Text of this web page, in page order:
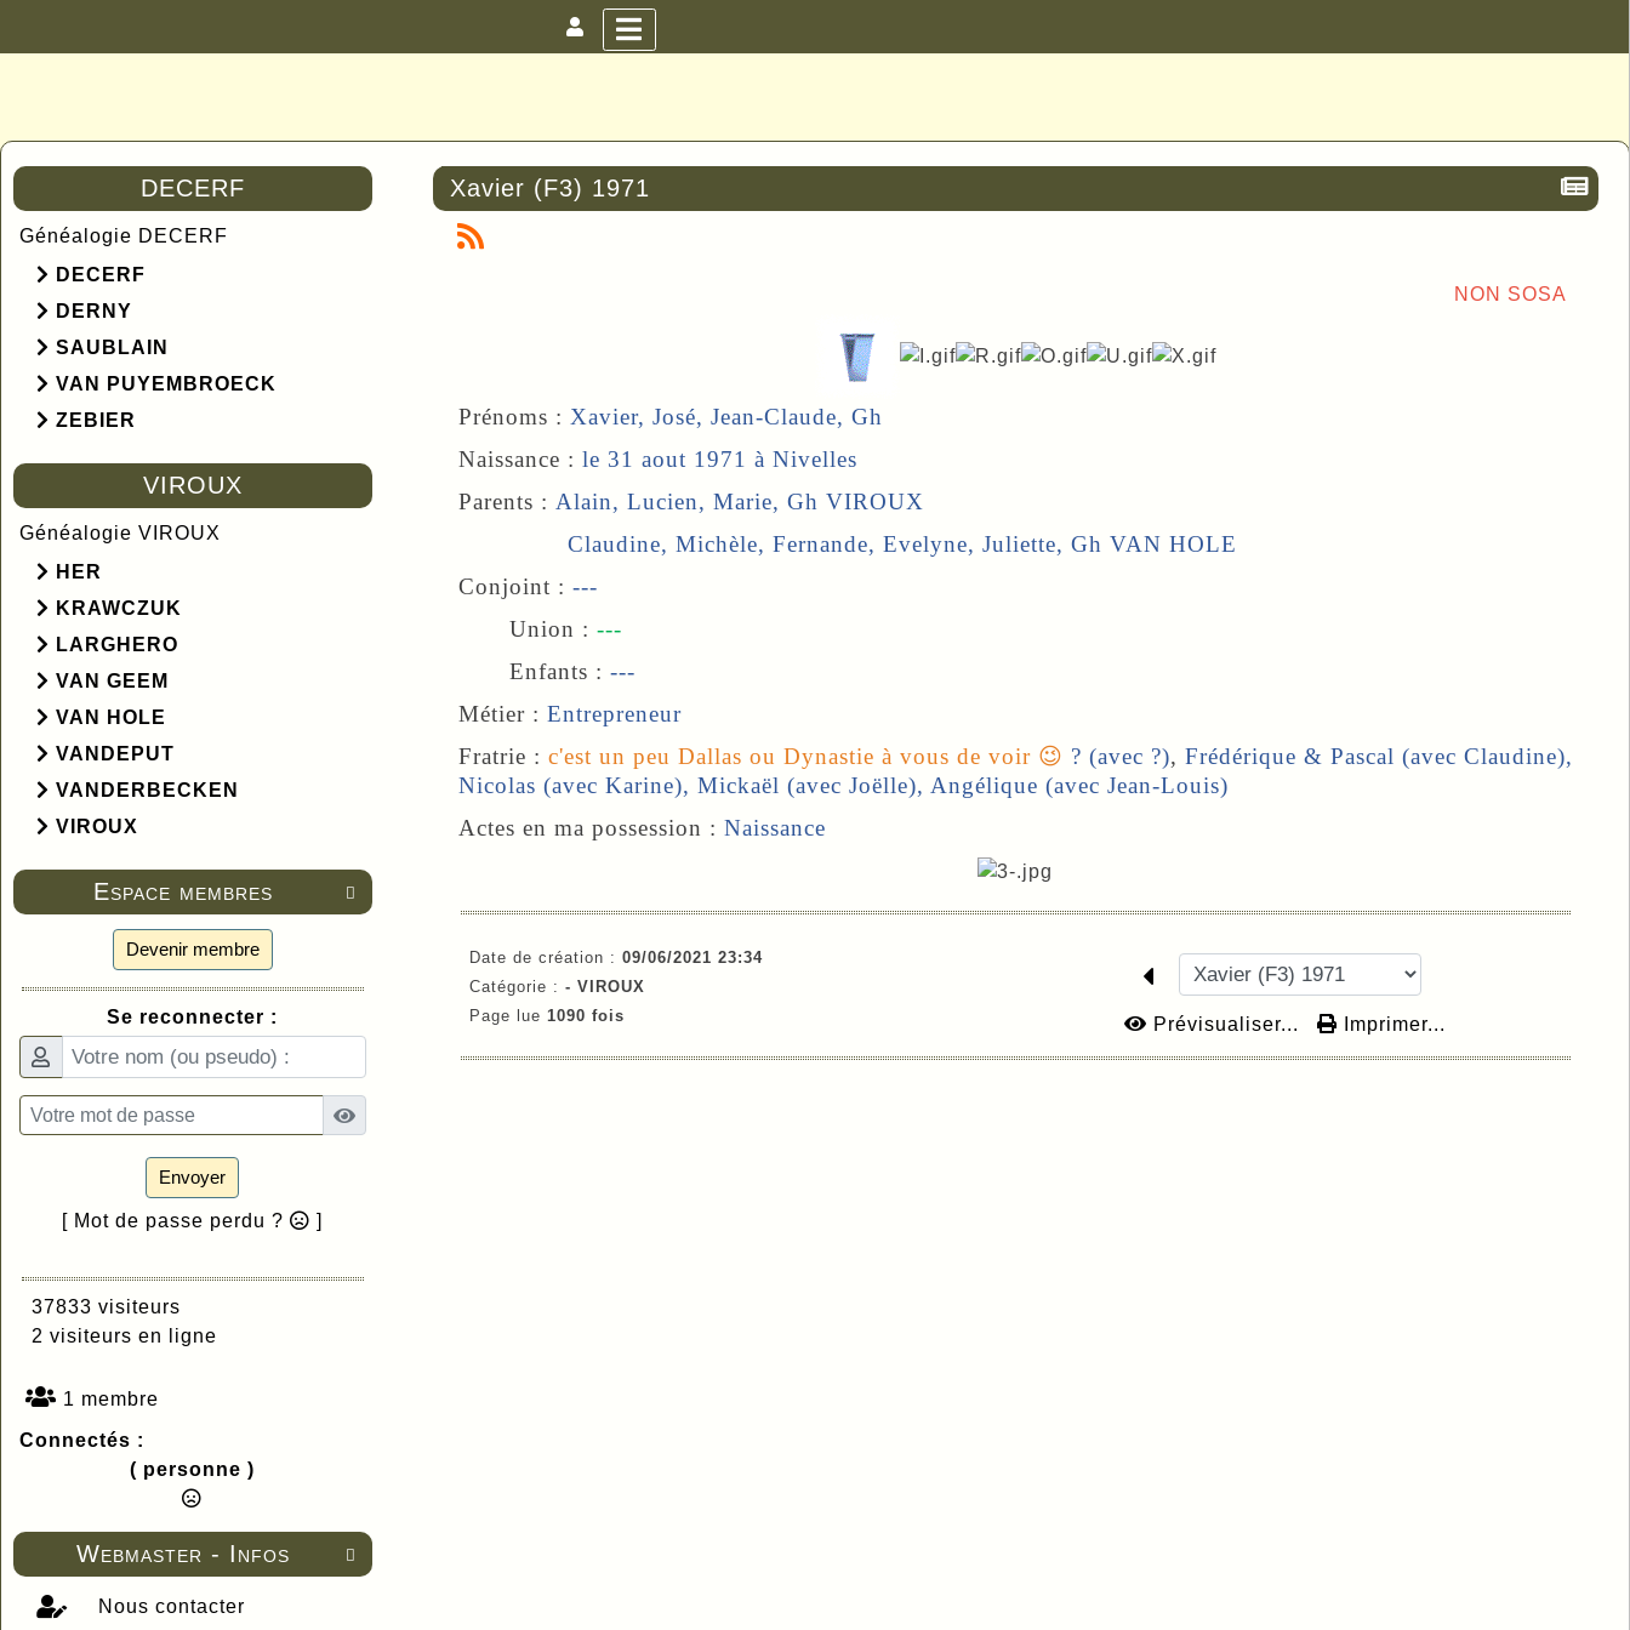
DECERF
Généalogie DECERF
DECERF
DERNY
SAUBLAIN
VAN PUYEMBROECK
ZEBIER
VIROUX
Généalogie VIROUX
HER
KRAWCZUK
LARGHERO
VAN GEEM
VAN HOLE
VANDEPUT
VANDERBECKEN
VIROUX

Espace membres
Devenir membre
Se reconnecter :
Envoyer
[ Mot de passe perdu ? ]
37833 visiteurs
2 visiteurs en ligne
1 membre
Connectés :
( personne )

Webmaster - Infos
Nous contacter
Xavier (F3) 1971
NON SOSA
Prénoms : Xavier, José, Jean-Claude, Gh
Naissance : le 31 aout 1971 à Nivelles
Parents : Alain, Lucien, Marie, Gh VIROUX
Claudine, Michèle, Fernande, Evelyne, Juliette, Gh VAN HOLE
Conjoint : ---
Union : ---
Enfants : ---
Métier : Entrepreneur
Fratrie : c'est un peu Dallas ou Dynastie à vous de voir 😉 ? (avec ?), Frédérique &Pascal(avec Claudine),
Nicolas (avec Karine), Mickaël (avec Joëlle), Angélique (avec Jean-Louis)
Actes en ma possession : Naissance
Date de création : 09/06/2021 23:34
Catégorie : - VIROUX
Page lue 1090 fois Prévisualiser... Imprimer...